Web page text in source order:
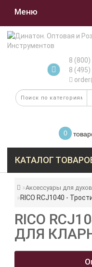
Меню
8
8
0
КАТАЛОГ
Аксессуары для
RICO RCJ1040 -
RICO
ДЛЯ